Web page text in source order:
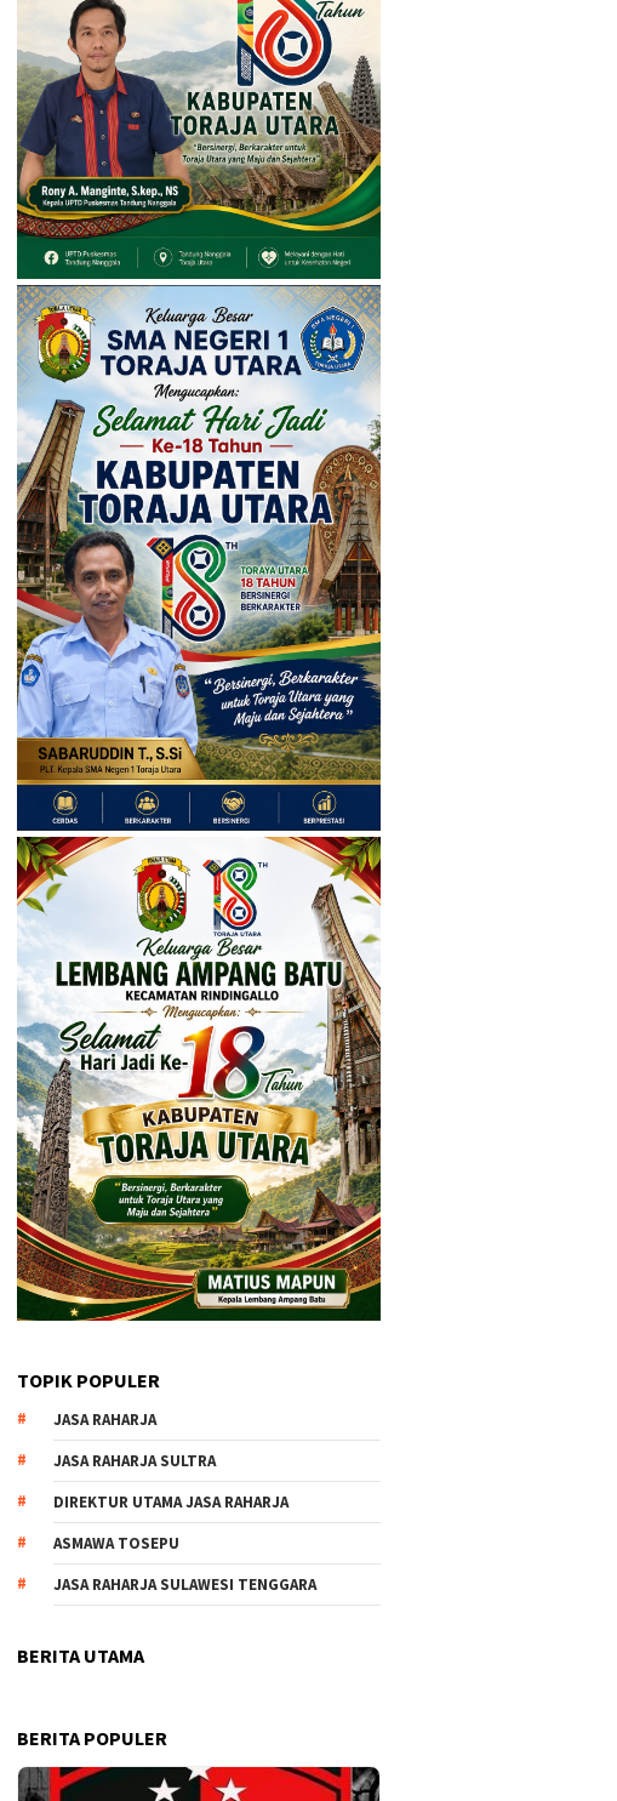
TOPIK POPULER
JASA RAHARJA
JASA RAHARJA SULTRA
DIREKTUR UTAMA JASA RAHARJA
ASMAWA TOSEPU
JASA RAHARJA SULAWESI TENGGARA
BERITA UTAMA
BERITA POPULER